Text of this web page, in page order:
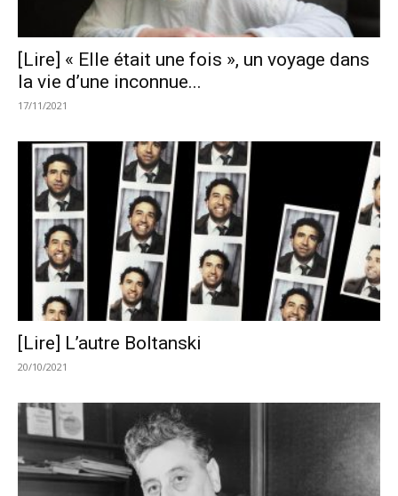
[Lire] « Elle était une fois », un voyage dans
la vie d’une inconnue...
17/11/2021
[Lire] L’autre Boltanski
20/10/2021